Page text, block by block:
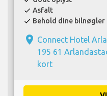
check Asfalt
check Behold dine bilnøgler
place Connect Hotel
195 61
kort